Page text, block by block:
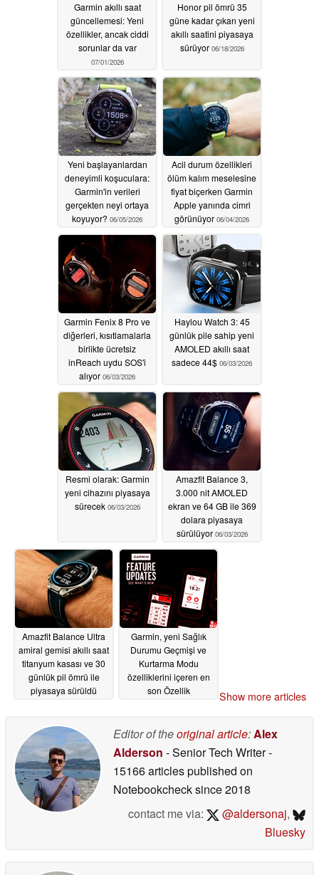
Garmin akıllı saat
güncellemesi: Yeni
özellikler, ancak ciddi
sorunlar da var
07/01/2026
Honor pil ömrü 35
güne kadar çıkan yeni
akıllı saatini piyasaya
sürüyor 06/18/2026
Yeni başlayanlardan
deneyimli koşuculara:
Garmin'in verileri
gerçekten neyi ortaya
koyuyor? 06/05/2026
Acil durum özellikleri
ölüm kalım meselesine
fiyat biçerken Garmin
Apple yanında cimri
görünüyor 06/04/2026
Garmin Fenix 8 Pro ve
diğerleri, kısıtlamalarla
birlikte ücretsiz
inReach uydu SOS'i
alıyor 06/03/2026
Haylou Watch 3: 45
günlük pile sahip yeni
AMOLED akıllı saat
sadece 44$ 06/03/2026
Resmi olarak: Garmin
yeni cihazını piyasaya
sürecek 06/03/2026
Amazfit Balance 3,
3.000 nit AMOLED
ekran ve 64 GB ile 369
dolara piyasaya
sürülüyor 06/03/2026
Amazfit Balance Ultra
amiral gemisi akıllı saat
titanyum kasası ve 30
günlük pil ömrü ile
piyasaya sürüldü
Garmin, yeni Sağlık
Durumu Geçmişi ve
Kurtarma Modu
özelliklerini içeren en
son Özellik
Show more articles
Editor of theoriginal article:Alex
Alderson - Senior Tech Writer-
15166 articles published on
Notebookchecksince 2018
contact me via:
@aldersonaj,
Bluesky